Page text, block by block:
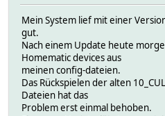
Mein System lief mit einer
gut.
Nach einem Update heute
Homematic devices aus
meinen config-dateien.
Das Rückspielen der alten
Dateien hat das
Problem erst einmal behoben.